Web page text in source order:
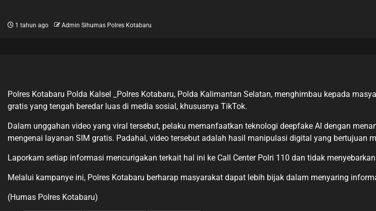
1 tahun ago Admin Sihumas Polres Kotabaru
Polres Kotabaru Polda Kalsel _Polres Kotabaru, Polda Kalimantan Selatan, menghimbau kepada
gratis yang tengah beredar luas di media sosial, khususnya TikTok.
Dalam unggahan video yang viral tersebut, pelaku memanfaatkan teknologi deepfake AI dengan
mengenai layanan SIM gratis. Padahal, video tersebut adalah hasil manipulasi digital yang bertujuan
Laporkam setiap informasi mencurigakan terkait hal ini ke Call Center Polri 110 dan tidak
Melalui kampanye ini, Polres Kotabaru berharap masyarakat dapat lebih bijak dalam menyaring
(Humas Polres Kotabaru)